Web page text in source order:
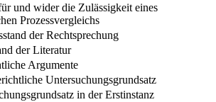
und wider die Zulässigkeit eines
Prozessvergleichs
der Rechtsprechung
der Literatur
Argumente
Untersuchungsgrundsatz
in der Erstinstanz